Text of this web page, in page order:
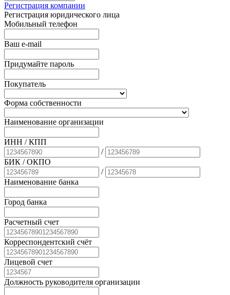
Регистрация компании
Регистрация юридического лица
Мобильный телефон
Ваш e-mail
Придумайте пароль
Покупатель
Форма собственности
Наименование организации
ИНН / КПП
/
БИК / ОКПО
/
Наименование банка
Город банка
Расчетный счет
Корреспондентский счёт
Лицевой счет
Должность руководителя организации